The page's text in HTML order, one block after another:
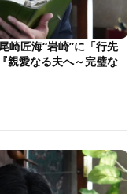
崎匠海“岩崎”に「行先
親愛なる夫へ～完璧な